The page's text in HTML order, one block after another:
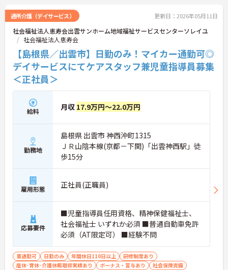
の職場です。介護経験を活かしたい方、福祉の資格
をお持ちの方、安定した法人でキャリアを築きたい
方におすすめです。
★おすすめPOINT★
・生活支援員からスタートし、サービス管理責任者
やエリアマネージャーへと続く明確なステップアッ
プの道筋が用意されています。急成長中の企業であ
るためポストも豊富にあり、専門性を高めながらマ
す。
・年間休日114日、残業月平均10時間程度という就
業環境に加え、産前産後休暇や育児休暇制度がしっ
かりと整備されています。オンとオフの切り替えを
明確にし、心身ともに充実した状態で長くご活躍い
ただけます。
・グループホーム一棟あたりの入居者様20名定員を
常時2～4名のスタッフで支援、国基準を上回る人員
配置や夜間複数名体制が敷かれているため、業務に
追われることなくご利用者様のペースに合わせたサ
います。
通所介護（デイサービス） 更新日：2026年05月11日
社会福祉法人恵寿会出雲サンホーム地域福祉サービスセンターソレイユ
社会福祉法人恵寿会
【島根県／出雲市】日勤のみ！マイカー通勤可◎
デイサービスにてケアスタッフ兼児童指導員募集
＜正社員＞
給料 月収 17.9万円～22.0万円
勤務地
島根県 出雲市 神西沖町1315
ＪＲ山陰本線(京都－下関)「出雲神西駅」徒
歩15分
雇用形態 正社員(正職員)
応募要件
■児童指導員任用資格、精神保健福祉士、
社会福祉士 いずれか必須 ■普通自動車免許
必須（AT限定可） ■経験不問
車通勤可 日勤のみ 年間休日110日以上
研修制度あり
産休･育休･介護休暇取得実績あり
ボーナス・賞与あり
社会保険完備